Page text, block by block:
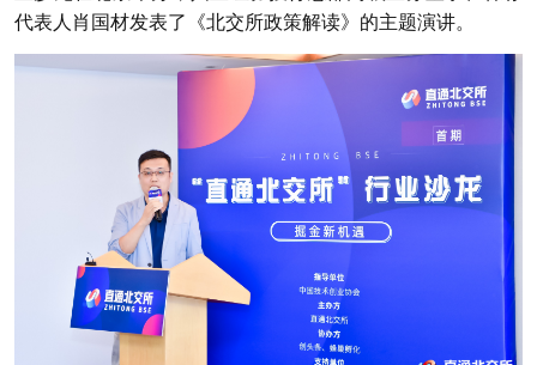
代表人肖国材发表了《北交所政策解读》的主题演讲。